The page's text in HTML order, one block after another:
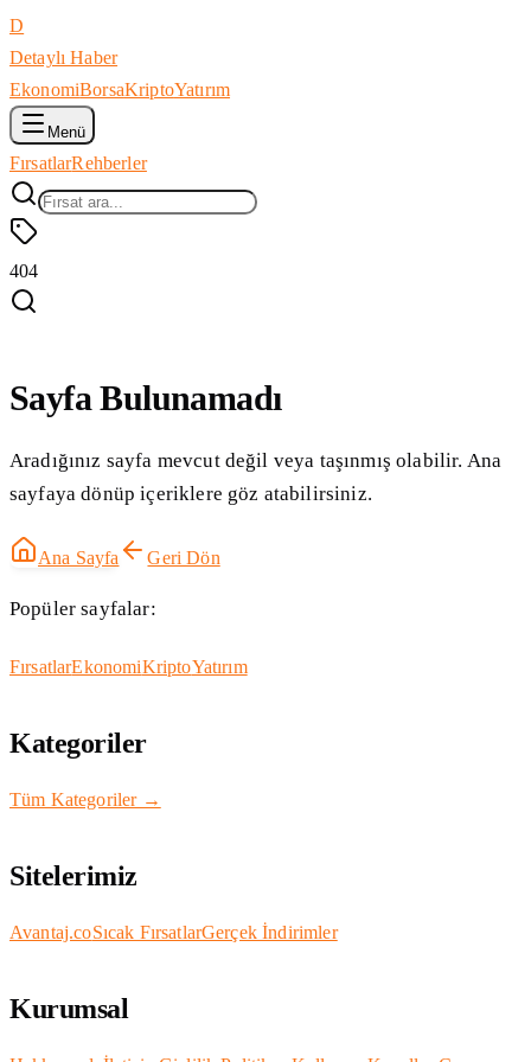
D
Detaylı Haber
EkonomiBorsaKriptoYatırım
Menü
FırsatlarRehberler
404
Sayfa Bulunamadı
Aradığınız sayfa mevcut değil veya taşınmış olabilir. Ana
sayfaya dönüp içeriklere göz atabilirsiniz.
Ana Sayfa Geri Dön
Popüler sayfalar:
FırsatlarEkonomiKriptoYatırım
Kategoriler
Tüm Kategoriler →
Sitelerimiz
Avantaj.coSıcak FırsatlarGerçek İndirimler
Kurumsal